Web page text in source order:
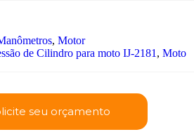
, Motor
de Cilindro para moto IJ-2181 , Moto
seu orçamento